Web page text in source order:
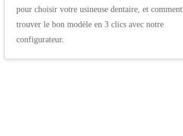
pour choisir votre usineuse dentaire, et comment
trouver le bon modèle en 3 clics avec notre
configurateur.